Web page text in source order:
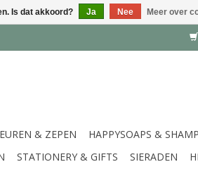
& ZEPEN HAPPYSOAPS &
STATIONERY & GIFTS SIERADEN
Is dat akkoord? Ja Nee Meer over